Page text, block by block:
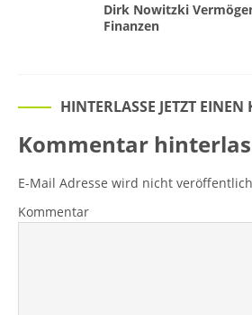
Dirk Nowitzki
Finanzen
HINTERLASSE JETZT
Kommentar
E-Mail Adresse wird nicht
Kommentar